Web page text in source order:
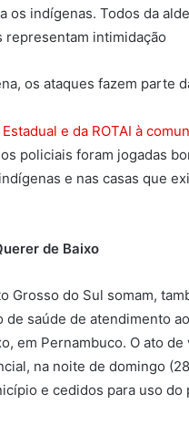
os indígenas. Todos da
representam intimidação
os ataques fazem parte
e da ROTAI à
policiais foram jogadas
e nas casas que
de Baixo
Grosso do Sul somam,
saúde de atendimento
em Pernambuco. O ato
na noite de domingo
e cedidos para uso do